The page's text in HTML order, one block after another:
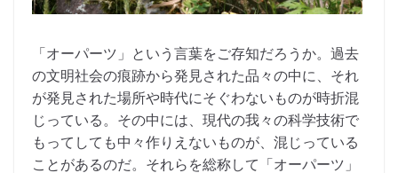
「オーパーツ」という言葉をご存知だろうか。過去
の文明社会の痕跡から発見された品々の中に、それ
が発見された場所や時代にそぐわないものが時折混
じっている。その中には、現代の我々の科学技術で
もってしても中々作りえないものが、混じっている
ことがあるのだ。それらを総称して「オーパーツ」